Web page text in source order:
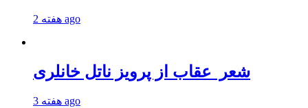
2 هفته ago
شعر عقاب از پرویز ناتل خانلری
3 هفته ago